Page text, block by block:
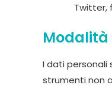
Twitter,
Modalità
I dati
strumenti non